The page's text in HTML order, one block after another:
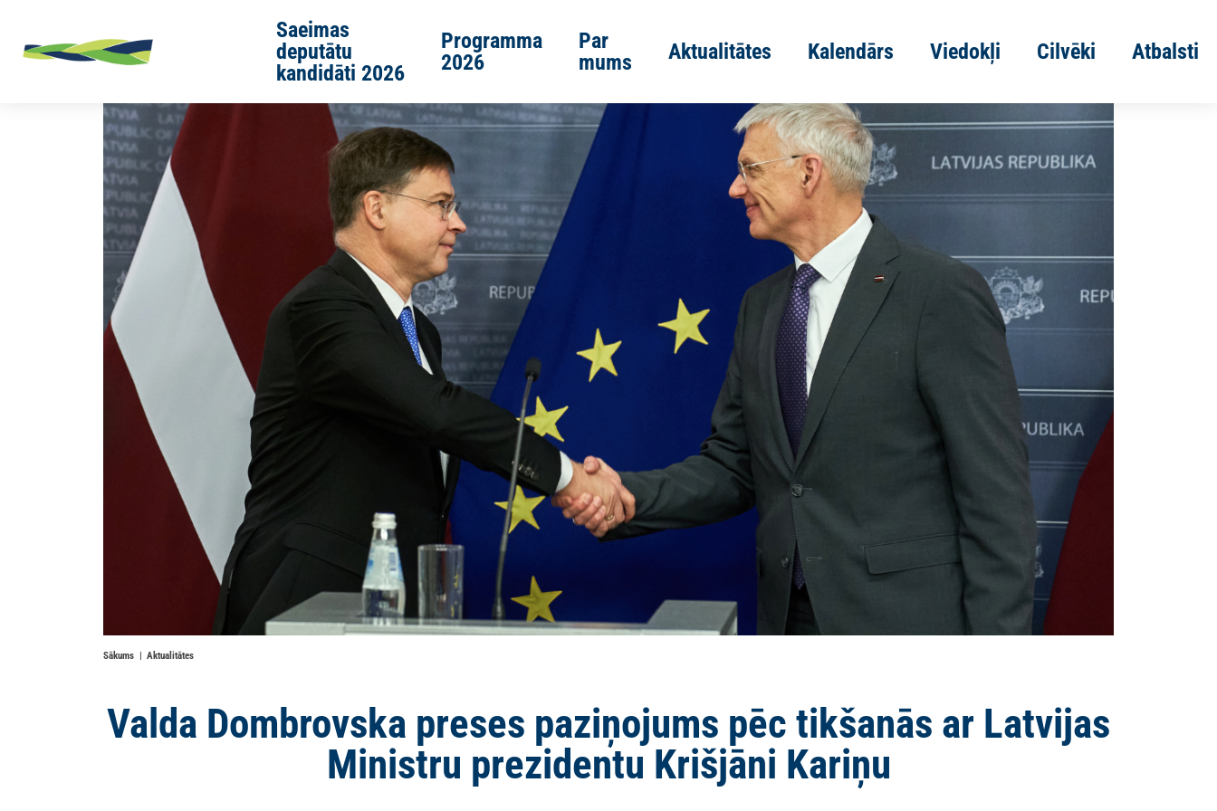
Saeimas
deputātu
kandidāti 2026
Programma
2026
Par
mums
Aktualitātes Kalendārs Viedokļi Cilvēki Atbalsti
Sākums Aktualitātes
Valda Dombrovska preses paziņojums pēc tikšanās ar Latvijas
Ministru prezidentu Krišjāni Kariņu